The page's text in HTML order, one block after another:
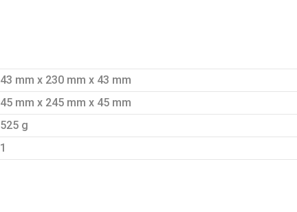
43 mm x 230 mm x 43 mm
45 mm x 245 mm x 45 mm
525 g
1